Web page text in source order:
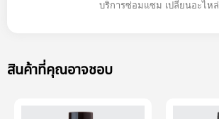
บริการซ่อมแซม เปลี่ยนอะไหล่
สินค้าที่คุณอาจชอบ